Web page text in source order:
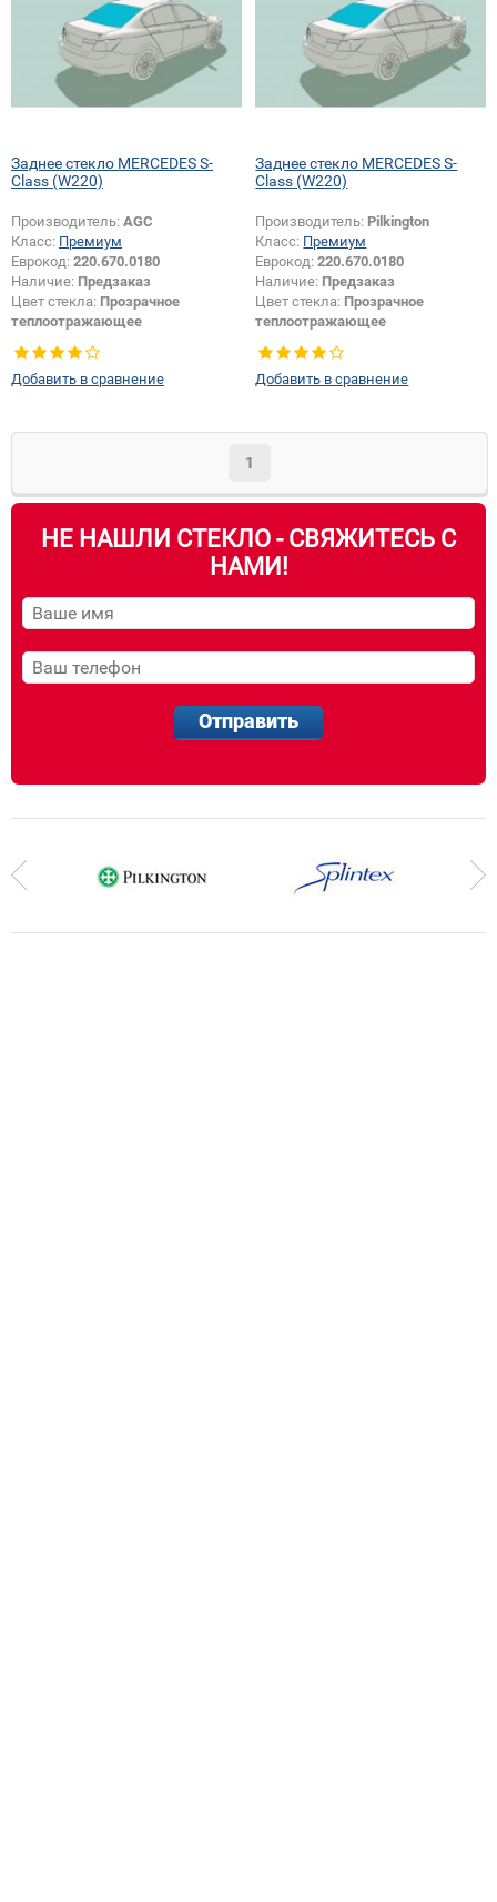
Заднее стекло MERCEDES S-
Class (W220)
Производитель: AGC
Класс: Премиум
Еврокод: 220.670.0180
Наличие: Предзаказ
Цвет стекла: Прозрачное
теплоотражающее
Тип кузова: Седан
Тип стекла:Заднее стекло
Добавить в сравнение
Заднее стекло MERCEDES S-
Class (W220)
Производитель: Pilkington
Класс: Премиум
Еврокод:220.670.0180
Наличие: Предзаказ
Цвет стекла: Прозрачное
теплоотражающее
Тип кузова:Седан
Тип стекла:Заднее стекло
Добавить в сравнение
1
НЕ НАШЛИ СТЕКЛО - СВЯЖИТЕСЬ С
НАМИ!
Отправить